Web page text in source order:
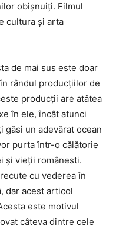
obișnuiți. Filmul
cultura și arta
de mai sus este doar
rândul producțiilor de
producții are atâtea
în ele, încât atunci
găsi un adevărat ocean
purta într-o călătorie
și vieții românesti.
cu vederea în
dar acest articol
este motivul
câteva dintre cele